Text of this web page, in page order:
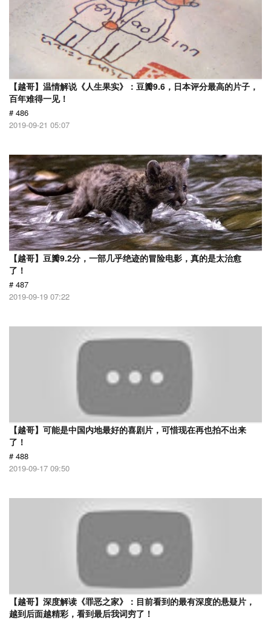
【越哥】温情解说《人生果实》：豆瓣9.6，日本评分最高的片子，
百年难得一见！
# 486
2019-09-21 05:07
【越哥】豆瓣9.2分，一部几乎绝迹的冒险电影，真的是太治愈
了！
# 487
2019-09-19 07:22
【越哥】可能是中国内地最好的喜剧片，可惜现在再也拍不出来
了！
# 488
2019-09-17 09:50
【越哥】深度解读《罪恶之家》：目前看到的最有深度的悬疑片，
越到后面越精彩，看到最后我词穷了！